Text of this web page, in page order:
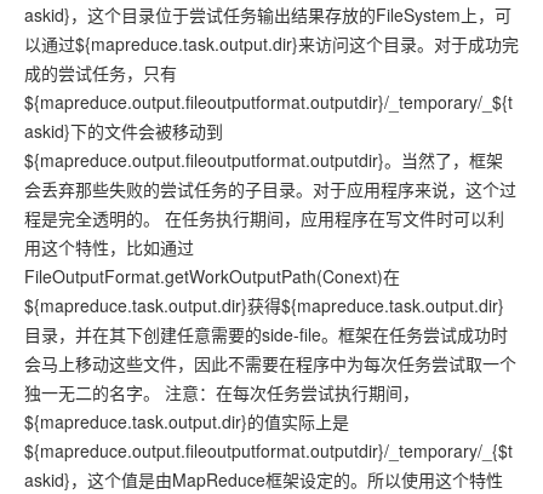
askid}，这个目录位于尝试任务输出结果存放的FileSystem上，可
以通过${mapreduce.task.output.dir}来访问这个目录。对于成功完
成的尝试任务，只有
${mapreduce.output.fileoutputformat.outputdir}/_temporary/_${t
askid}下的文件会被移动到
${mapreduce.output.fileoutputformat.outputdir}。当然了，框架
会丢弃那些失败的尝试任务的子目录。对于应用程序来说，这个过
程是完全透明的。 在任务执行期间，应用程序在写文件时可以利
用这个特性，比如通过
FileOutputFormat.getWorkOutputPath(Conext)在
${mapreduce.task.output.dir}获得${mapreduce.task.output.dir}
目录，并在其下创建任意需要的side-file。框架在任务尝试成功时
会马上移动这些文件，因此不需要在程序中为每次任务尝试取一个
独一无二的名字。 注意：在每次任务尝试执行期间，
${mapreduce.task.output.dir}的值实际上是
${mapreduce.output.fileoutputformat.outputdir}/_temporary/_{$t
askid}，这个值是由MapReduce框架设定的。所以使用这个特性